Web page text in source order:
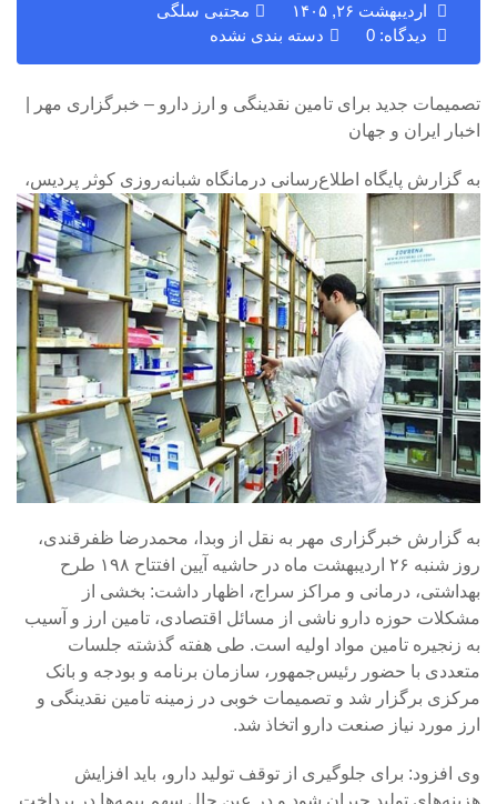
اردیبهشت ۲۶, ۱۴۰۵
مجتبی سلگی
دیدگاه: 0
دسته بندی نشده
تصمیمات جدید برای تامین نقدینگی و ارز دارو – خبرگزاری مهر |
اخبار ایران و جهان
به گزارش پایگاه اطلاع‌رسانی درمانگاه شبانه‌روزی کوثر پردیس،
به گزارش خبرگزاری مهر به نقل از وبدا، محمدرضا ظفرقندی،
روز شنبه ۲۶ اردیبهشت ماه در حاشیه آیین افتتاح ۱۹۸ طرح
بهداشتی، درمانی و مراکز سراج، اظهار داشت: بخشی از
مشکلات حوزه دارو ناشی از مسائل اقتصادی، تامین ارز و آسیب
به زنجیره تامین مواد اولیه است. طی هفته گذشته جلسات
متعددی با حضور رئیس‌جمهور، سازمان برنامه و بودجه و بانک
مرکزی برگزار شد و تصمیمات خوبی در زمینه تامین نقدینگی و
ارز مورد نیاز صنعت دارو اتخاذ شد.
وی افزود: برای جلوگیری از توقف تولید دارو، باید افزایش
هزینه‌های تولید جبران شود و در عین حال سهم بیمه‌ها در پرداخت